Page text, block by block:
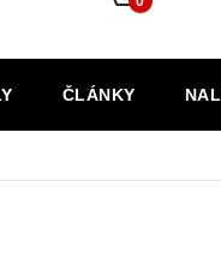
Nákupní
ČLÁNKY